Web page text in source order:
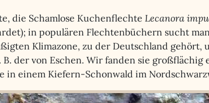
die Schamlose Kuchenflechte Lecanora
in populären Flechtenbüchern sucht
Klimazone, zu der Deutschland gehört,
der von Eschen. Wir fanden sie großflächig
in einem Kiefern-Schonwald im